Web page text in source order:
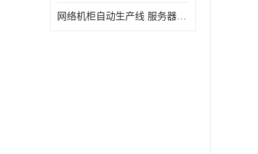
网络机柜自动生产线 服务器机柜生产设备 网络机柜制作设备